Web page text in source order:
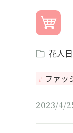
花人
ファッ
2023/4/